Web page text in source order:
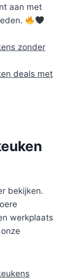
aan met
zonder
deals met
bekijken.
werkplaats